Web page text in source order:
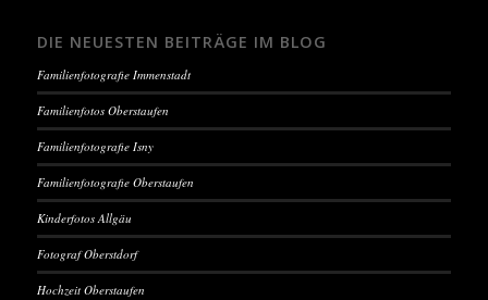
DIE NEUESTEN BEITRÄGE IM BLOG
Familienfotografie Immenstadt
Familienfotos Oberstaufen
Familienfotografie Isny
Familienfotografie Oberstaufen
Kinderfotos Allgäu
Fotograf Oberstdorf
Hochzeit Oberstaufen